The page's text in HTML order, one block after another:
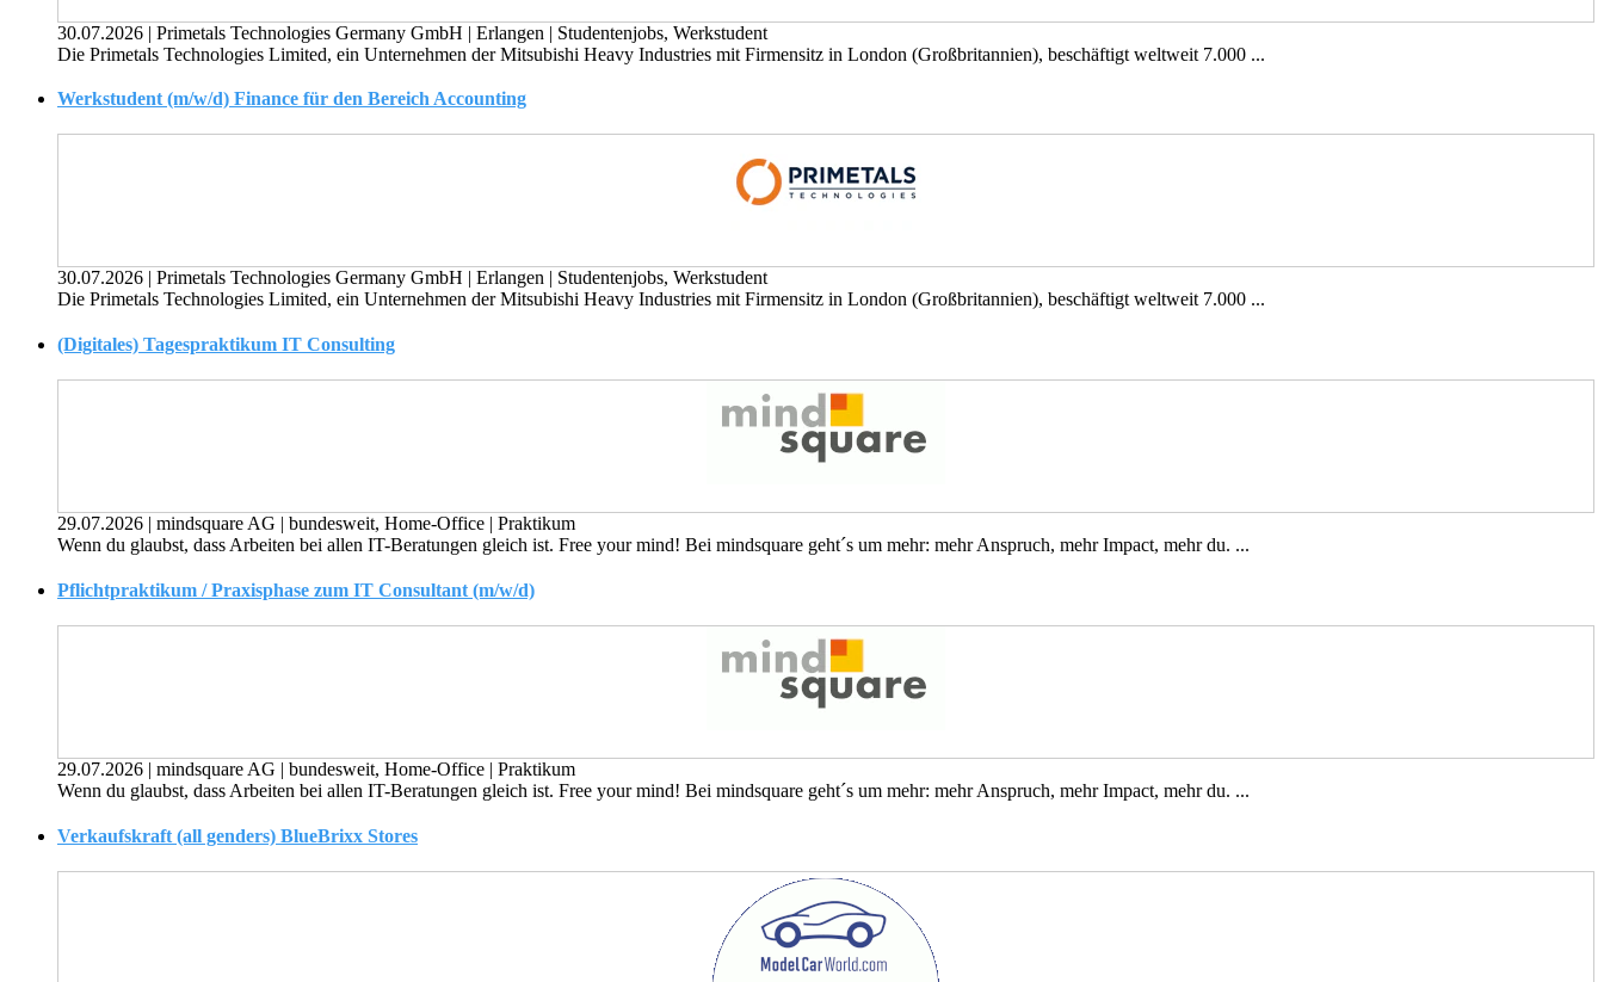
30.07.2026 | Primetals Technologies Germany GmbH | Erlangen | Studentenjobs, Werkstudent
Die Primetals Technologies Limited, ein Unternehmen der Mitsubishi Heavy Industries mit Firmensitz in London (Großbritannien), beschäftigt weltweit 7.000 ...
Werkstudent (m/w/d) Finance für den Bereich Accounting
30.07.2026 | Primetals Technologies Germany GmbH | Erlangen | Studentenjobs, Werkstudent
Die Primetals Technologies Limited, ein Unternehmen der Mitsubishi Heavy Industries mit Firmensitz in London (Großbritannien), beschäftigt weltweit 7.000 ...
(Digitales) Tagespraktikum IT Consulting
29.07.2026 | mindsquare AG | bundesweit, Home-Office | Praktikum
Wenn du glaubst, dass Arbeiten bei allen IT-Beratungen gleich ist. Free your mind! Bei mindsquare geht´s um mehr: mehr Anspruch, mehr Impact, mehr du. ...
Pflichtpraktikum / Praxisphase zum IT Consultant (m/w/d)
29.07.2026 | mindsquare AG | bundesweit, Home-Office | Praktikum
Wenn du glaubst, dass Arbeiten bei allen IT-Beratungen gleich ist. Free your mind! Bei mindsquare geht´s um mehr: mehr Anspruch, mehr Impact, mehr du. ...
Verkaufskraft (all genders) BlueBrixx Stores